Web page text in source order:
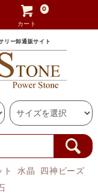
カート
0
リー卸通販サイト
ト 水晶
四神ビーズ